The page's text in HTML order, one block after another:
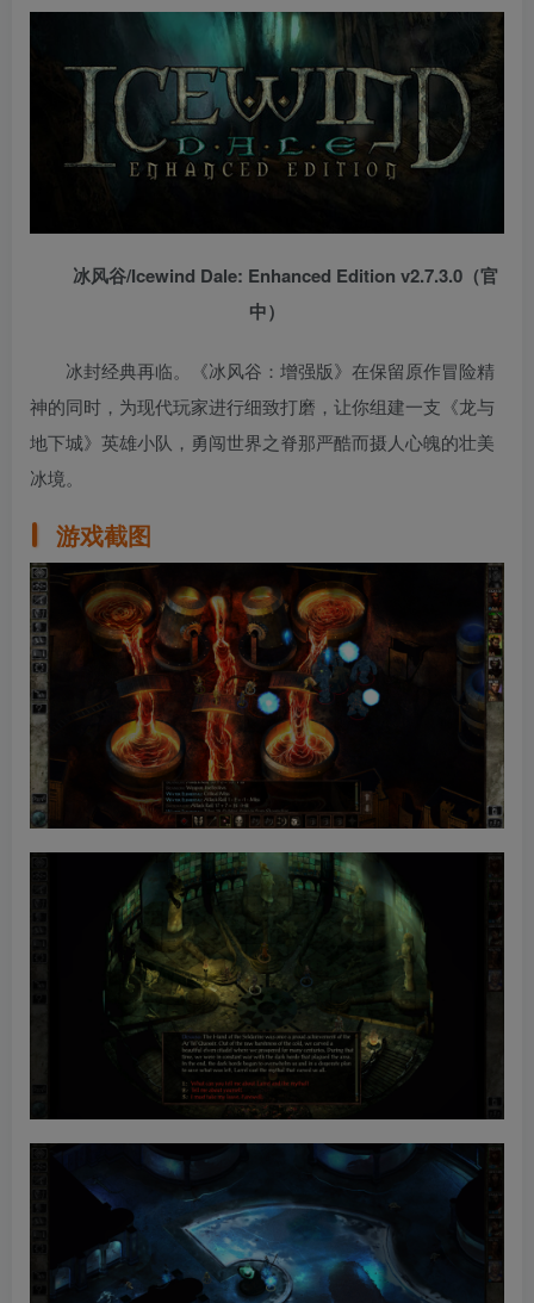
冰风谷/Icewind Dale: Enhanced Edition v2.7.3.0（官
中）
冰封经典再临。《冰风谷：增强版》在保留原作冒险精
神的同时，为现代玩家进行细致打磨，让你组建一支《龙与
地下城》英雄小队，勇闯世界之脊那严酷而摄人心魄的壮美
冰境。
游戏截图